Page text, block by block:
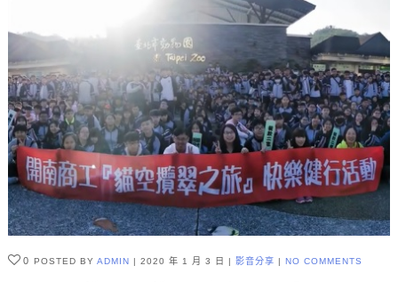
0 POSTED BY ADMIN 2020 年 1 月 3 日 影音分享 NO COMMENTS